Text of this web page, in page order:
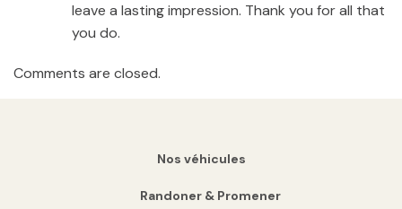
leave a lasting impression. Thank you for all that
you do.
Comments are closed.
Nos véhicules
Randoner & Promener